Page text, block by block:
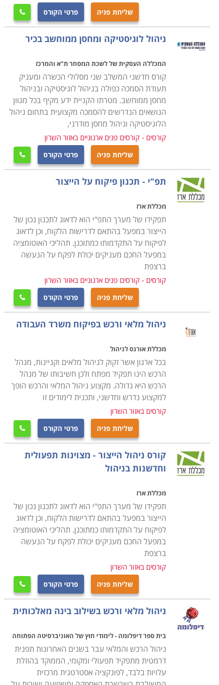
יש משמעות רבה יותר לכל רכישה כמו גם לניהול המלאי
ולכן אמנם אין תנאי קבלה אך נדרשים כישורים אישיים על
מנת להצליח בתפקיד מרכזי זה.
במסגרת הקורס מועברים תכנים להכנת תכנית רכש, הכנת
הצעת מחיר באופן יעיל ואפקטיבי לארגון, תהליכי משא ומתן,
ניהול קשרי ושיתופי פעולה עם ספקים תוך הקפדה על כל
הנהלים והכללים המשפטיים בתחום הסחר והמיסוי מול
ספקים מקומיים ובינלאומיים.
עבור מי מתאימים הלימודים
קורס רכש ולוגיסטיקה אורך כשנה אחת, כאשר הוא מתנהל
בהתאם לתכנית של התמ"ת, והתעודה אף היא ניתנת
מטעם התמ"ת. בסיום הקורס אפשר לעסוק במקצוע במגוון
של מקומות עבודה, שכן בכל ארגון גדול קיימת מחלקה
מיוחדת לרכש ולוגיסטיקה ולכן זהו מקצוע מבוקש ביותר
המתאים הן לחיילים משוחררים בתחילת דרכם המקצועית
והן כהסבה מקצועית.
הקורס מקנה את כל הידע הנדרש, כך גם מי שאין לו כל
רקע בתחום, יוכל בסיום הקורס להיות מוכן לקראת עבודה
בתחום, כאשר ניתן כבר במהלך הקורס לנסות ולהשתלב
במחלקות הרכש של חברות מסוימות ולהתחיל לרכוש
ניסיון. קורס רכש ולוגיסטיקה מתקיים בכל רחבי הארץ: חיפה,
תל אביב , נתניה, כפר סבא ועוד מקומות רבים נוספים
שליחת פניה פרטי הקורס 
ניהול לוגיסטיקה ומחסן ממוחשב בכיר
המכללה העסקית של לשכת המסחר ת"א והמרכז
קורס חדשני המשלב שני מסלולי הכשרה ומעניק
תעודת הסמכה כפולה בניהול לוגיסטיקה ובניהול
מחסן ממוחשב. מטרתו הקניית ידע מקיף בכל מגוון
הנושאים הנדרשים להסמכה מקצועית בתחום ניהול
הלוגיסטיקה וניהול מחסן מודרני,
קורסים - קורסים פנים ארגוניים באזור השרון
שליחת פניה פרטי הקורס 
תפ"י - תכנון פיקוח על הייצור
מכללת ארז
תפקידו של מערך התפ"י הוא לדאוג לתכנון נכון של
הייצור במפעל בהתאם לדרישות הלקוח, וכן לדאוג
לפיקוח על התקדמותו כמתוכנן. תהליכי האוטומציה
במפעל החכם מעניקים יכולת לפקח על הנעשה
ברצפת
קורסים - קורסים פנים ארגוניים באזור השרון
שליחת פניה פרטי הקורס 
ניהול מלאי ורכש בפיקוח משרד העבודה
מכללת אורנס לניהול
בכל ארגון אשר זקוק לניהול מלאים וקניינות, מנהל
הרכש הינו תפקיד מפתח ולכן חשיבותו של מנהל
הרכש היא גדולה. מקצוע ניהול המלאי והרכש הופך
למקצוע נדרש וחדשני, ותכנית לימודים זו
קורסים באזור השרון
שליחת פניה פרטי הקורס 
קורס ניהול הייצור - מצוינות תפעולית
וחדשנות בניהול
מכללת ארז
תפקידו של מערך התפ"י הוא לדאוג לתכנון נכון של
הייצור במפעל בהתאם לדרישות הלקוח, וכן לדאוג
לפיקוח על התקדמותו כמתוכנן. תהליכי האוטומציה
במפעל החכם מעניקים יכולת לפקח על הנעשה
ברצפת
קורסים באזור השרון
שליחת פניה פרטי הקורס 
ניהול מלאי ורכש בשילוב בינה מאלכותית
בית ספר דיפלומה - לימודי חוץ של האוניברסיטה הפתוחה
ניהול הרכש והמלאי עבר בשנים האחרונות תפנית
דרמטית מתפקיד תפעולי ומקומי, הממוקד בהוזלת
עלויות בלבד, לפונקציה אסטרטגית מרכזית